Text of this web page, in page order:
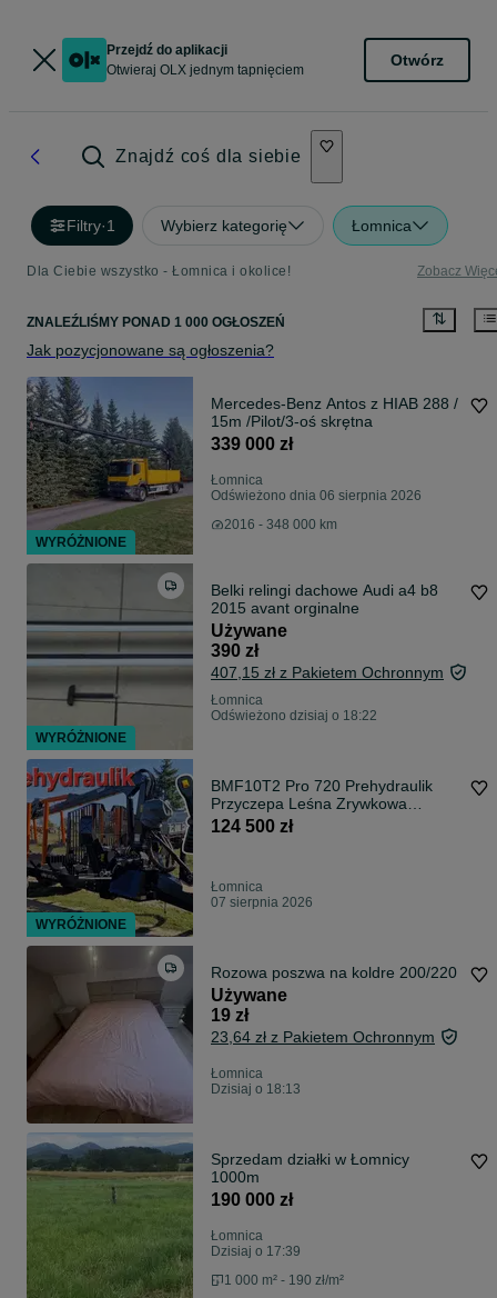
Przejdź do aplikacji
Otwieraj OLX jednym tapnięciem
Otwórz
Znajdź coś dla siebie
Filtry·1 Wybierz kategorię Łomnica
Dla Ciebie wszystko - Łomnica i okolice! Zobacz
ZNALEŹLIŚMY PONAD 1 000 OGŁOSZEŃ
Jak pozycjonowane są ogłoszenia?
Mercedes-Benz Antos z HIAB 288 /
15m /Pilot/3-oś skrętna
339 000 zł
Łomnica
Odświeżono dnia 06 sierpnia 2026
2016 - 348 000 km
Belki relingi dachowe Audi a4 b8
2015 avant orginalne
Używane
390 zł
407,15 zł z Pakietem Ochronnym
Łomnica
Odświeżono dzisiaj o 18:22
BMF10T2 Pro 720 Prehydraulik
Przyczepa Leśna Zrywkowa
Chłodnica Oleju
124 500 zł
Łomnica
07 sierpnia 2026
Rozowa poszwa na koldre 200/220
Używane
19 zł
23,64 zł z Pakietem Ochronnym
Łomnica
Dzisiaj o 18:13
Sprzedam działki w Łomnicy
1000m
190 000 zł
Łomnica
Dzisiaj o 17:39
1 000 m² - 190 zł/m²
WYRÓŻNIONE
WYRÓŻNIONE
WYRÓŻNIONE